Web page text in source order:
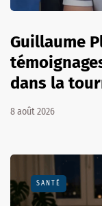
Guillaume
dans la
8 août 2026
SANTÉ